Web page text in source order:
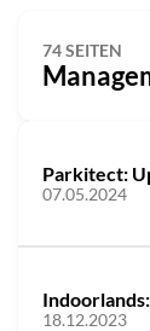
74 SEITEN
Parkitect:
07.05.2024
18.12.2023